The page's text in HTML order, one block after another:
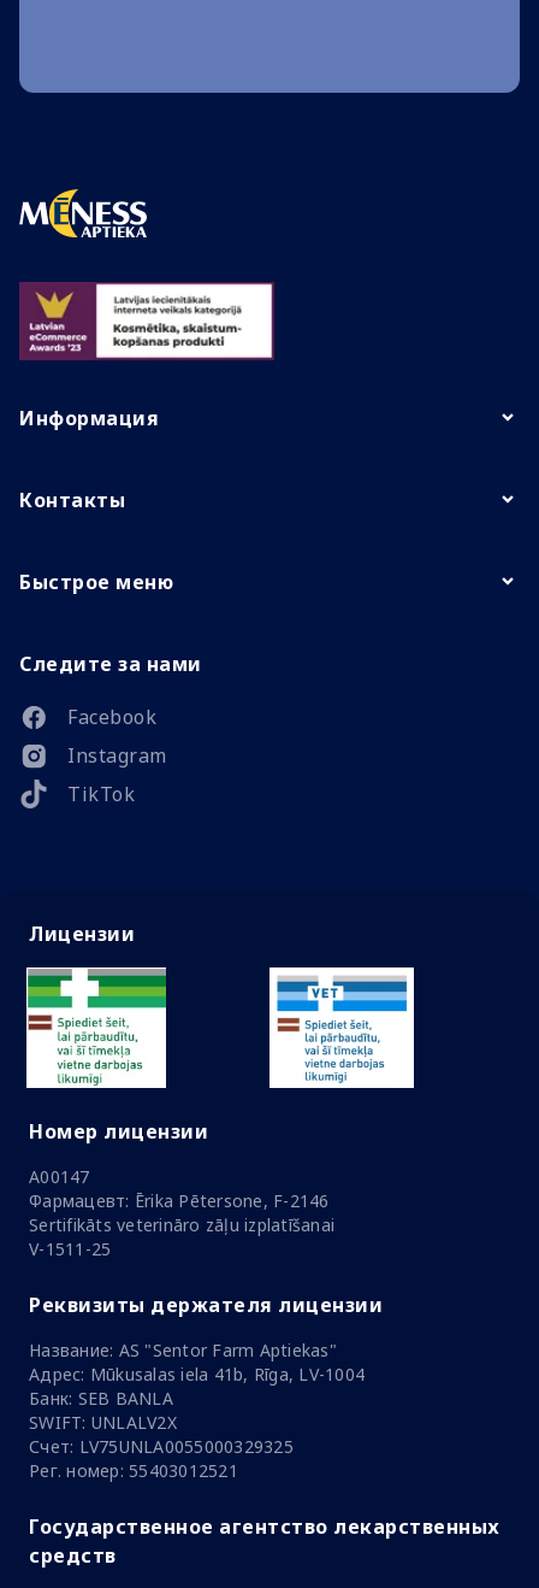
Информация
Контакты
Быстрое меню
Следите за нами
Facebook
Instagram
TikTok
Лицензии
Номер лицензии
A00147
Фармацевт: Ērika Pētersone, F-2146
Sertifikāts veterināro zāļu izplatīšanai
V-1511-25
Реквизиты держателя лицензии
Название: AS "Sentor Farm Aptiekas"
Адрес: Mūkusalas iela 41b, Rīga, LV-1004
Банк: SEB BANLA
SWIFT: UNLALV2X
Счет: LV75UNLA0055000329325
Рег. номер: 55403012521
Государственное агентство лекарственных
средств